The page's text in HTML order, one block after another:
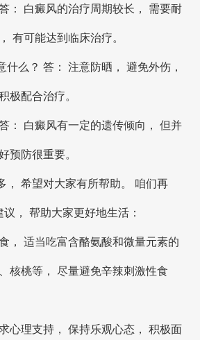
： 白癜风的治疗周期较长， 需要耐
有可能达到临床治疗。
什么？ 答： 注意防晒， 避免外伤，
极配合治疗。
： 白癜风有一定的遗传倾向， 但并
预防很重要。
， 希望对大家有所帮助。 咱们再
， 帮助大家更好地生活：
， 适当吃富含酪氨酸和微量元素的
核桃等， 尽量避免辛辣刺激性食
心理支持， 保持乐观心态， 积极面